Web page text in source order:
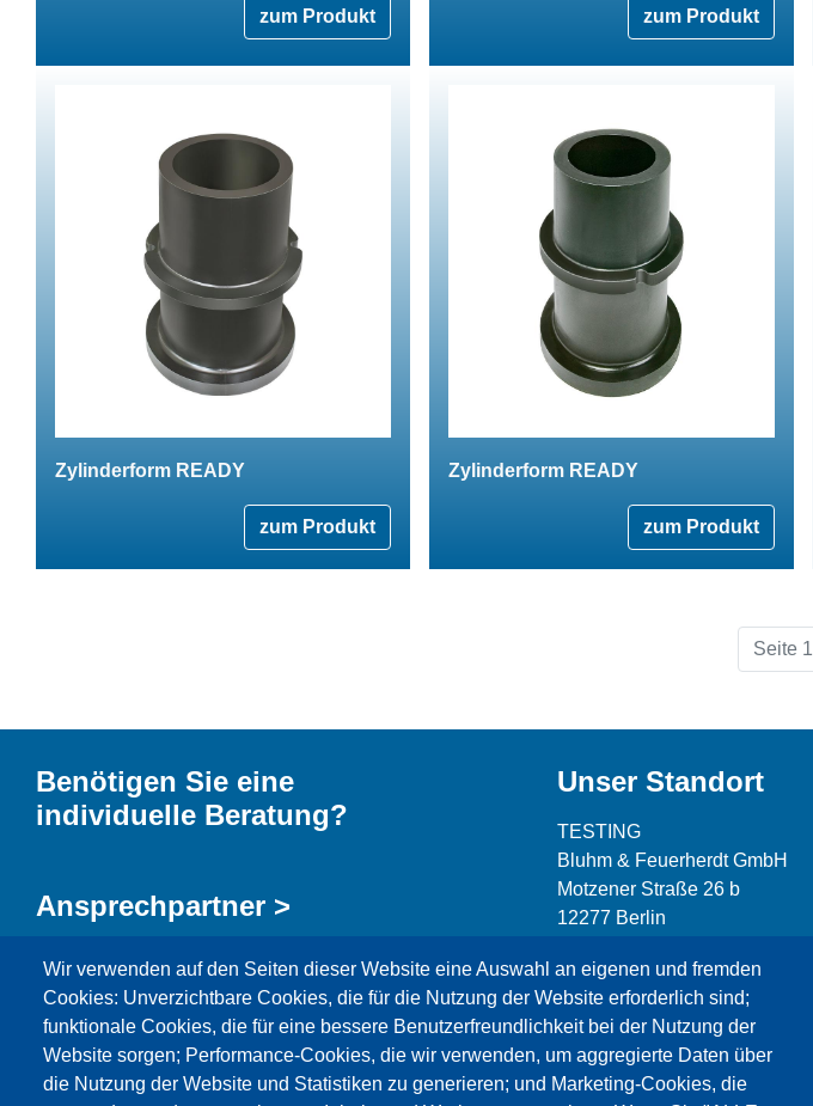
zum Produkt zum Produkt
Zylinderform READY
zum Produkt
Zylinderform READY
zum Produkt
Seite 1
Wir verwenden auf den Seiten dieser Website eine Auswahl an eigenen und fremden
Cookies: Unverzichtbare Cookies, die für die Nutzung der Website erforderlich sind;
funktionale Cookies, die für eine bessere Benutzerfreundlichkeit bei der Nutzung der
Website sorgen; Performance-Cookies, die wir verwenden, um aggregierte Daten über
die Nutzung der Website und Statistiken zu generieren; und Marketing-Cookies, die
Benötigen Sie eine
individuelle Beratung?
Ansprechpartner >
Kontaktformular >
Unser Standort
TESTING
Bluhm & Feuerherdt GmbH
Motzener Straße 26 b
12277 Berlin
Telefax: +49 30 7109645-98
info@testing.de